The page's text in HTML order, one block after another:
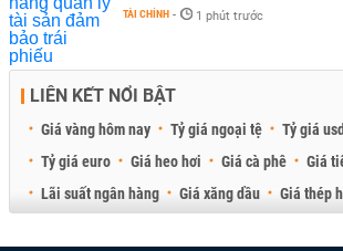
TÀI CHÍNH - 1 phút trước
LIÊN KẾT NỔI BẬT
Giá vàng hôm nay Tỷ giá ngoại tệ Tỷ giá
Tỷ giá euro
Giá heo hơi Giá cà phê
Giá
Lãi suất ngân hàng
Giá xăng dầu
Giá thép